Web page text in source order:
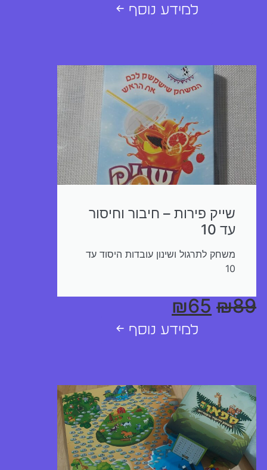
למידע נוסף ←
שייק פירות – חיבור וחיסור
עד 10
משחק לתרגול ושינון עובדות היסוד עד
10
₪89
₪65
למידע נוסף ←